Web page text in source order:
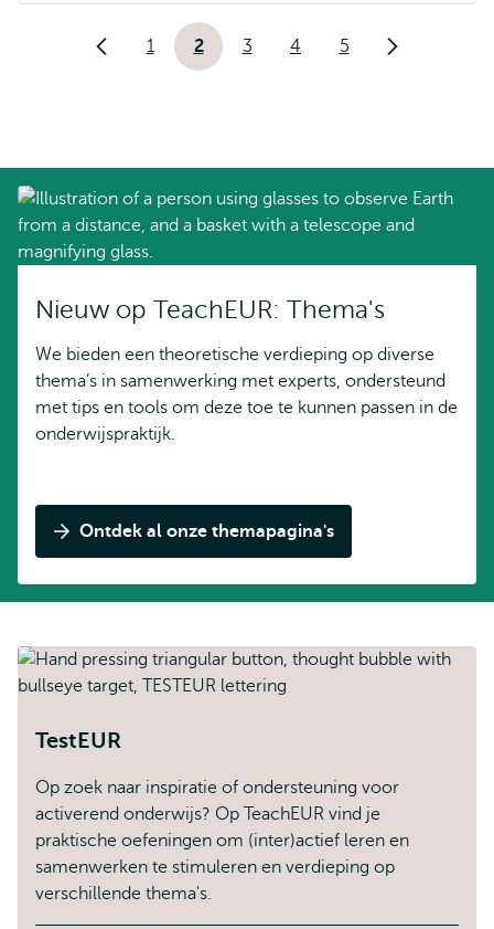
Paginering
VorigePagina
1
Huidige
2
Pagina
3
Pagina
4
Pagina
5
Volgende
Nieuw op TeachEUR: Thema's
We bieden een theoretische verdieping op diverse
thema’s in samenwerking met experts, ondersteund
met tips en tools om deze toe te kunnen passen in de
onderwijspraktijk.
Ontdek al onze themapagina's
TestEUR
Op zoek naar inspiratie of ondersteuning voor
activerend onderwijs? Op TeachEUR vind je
praktische oefeningen om (inter)actief leren en
samenwerken te stimuleren en verdieping op
verschillende thema's.